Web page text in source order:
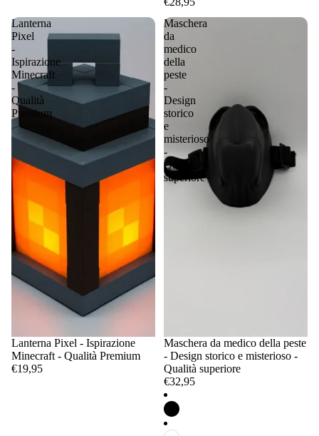
Lanterna
Pixel
-
Ispirazione
Minecraft
-
Qualità
Premium
Lanterna Pixel - Ispirazione
Minecraft - Qualità Premium
€19,95
Maschera
da
medico
della
peste
-
Design
storico
e
misterioso
-
Qualità
superiore
Maschera da medico della peste
- Design storico e misterioso -
Qualità superiore
€32,95